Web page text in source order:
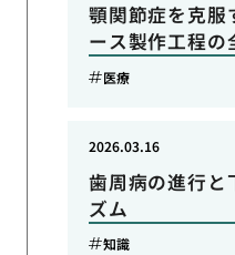
顎関節症を克服
ース製作工程の
医療
歯周病の進行と
ズム
2026.03.16
知識